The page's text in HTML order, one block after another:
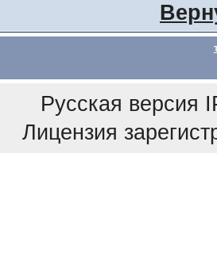
Русская версия
Лицензия